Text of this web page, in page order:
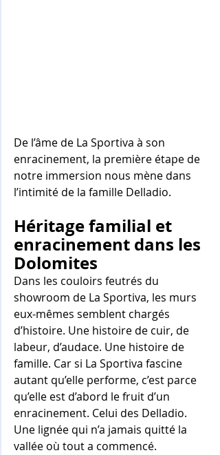
De l’âme de La Sportiva à son
enracinement, la première étape de
notre immersion nous mène dans
l’intimité de la famille Delladio.
Héritage familial et
enracinement dans les
Dolomites
Dans les couloirs feutrés du
showroom de La Sportiva, les murs
eux-mêmes semblent chargés
d’histoire. Une histoire de cuir, de
labeur, d’audace. Une histoire de
famille. Car si La Sportiva fascine
autant qu’elle performe, c’est parce
qu’elle est d’abord le fruit d’un
enracinement. Celui des Delladio.
Une lignée qui n’a jamais quitté la
vallée où tout a commencé.